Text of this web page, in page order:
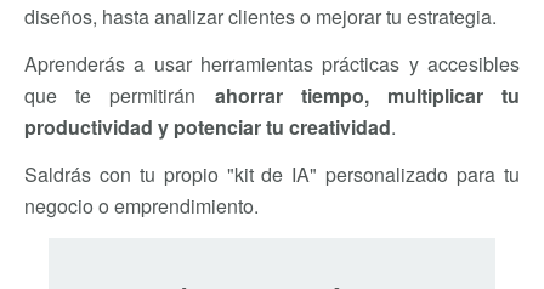
diseños, hasta analizar clientes o mejorar tu estrategia.
Aprenderás a usar herramientas prácticas y accesibles
que te permitirán ahorrar tiempo, multiplicar tu
productividad y potenciar tu creatividad.
Saldrás con tu propio "kit de IA" personalizado para tu
negocio o emprendimiento.